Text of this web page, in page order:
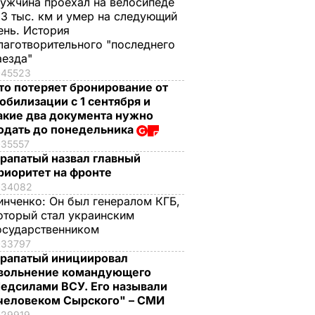
тыс. км и умер на следующий
История
"последнего
45523
потеряет бронирование от
с 1 сентября и
два документа нужно
до понедельника
35557
назвал главный
на фронте
34082
Он был генералом КГБ,
стал украинским
33797
инициировал
командующего
ВСУ. Его называли
Сырского" – СМИ